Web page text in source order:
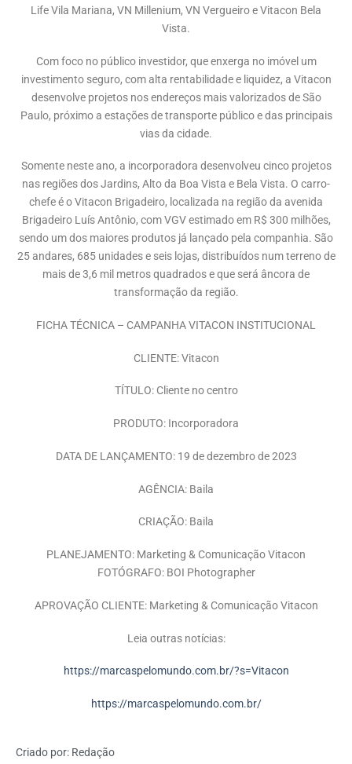
Life Vila Mariana, VN Millenium, VN Vergueiro e Vitacon Bela
Vista.
Com foco no público investidor, que enxerga no imóvel um
investimento seguro, com alta rentabilidade e liquidez, a Vitacon
desenvolve projetos nos endereços mais valorizados de São
Paulo, próximo a estações de transporte público e das principais
vias da cidade.
Somente neste ano, a incorporadora desenvolveu cinco projetos
nas regiões dos Jardins, Alto da Boa Vista e Bela Vista. O carro-
chefe é o Vitacon Brigadeiro, localizada na região da avenida
Brigadeiro Luís Antônio, com VGV estimado em R$ 300 milhões,
sendo um dos maiores produtos já lançado pela companhia. São
25 andares, 685 unidades e seis lojas, distribuídos num terreno de
mais de 3,6 mil metros quadrados e que será âncora de
transformação da região.
FICHA TÉCNICA – CAMPANHA VITACON INSTITUCIONAL
CLIENTE: Vitacon
TÍTULO: Cliente no centro
PRODUTO: Incorporadora
DATA DE LANÇAMENTO: 19 de dezembro de 2023
AGÊNCIA: Baila
CRIAÇÃO: Baila
PLANEJAMENTO: Marketing & Comunicação Vitacon
FOTÓGRAFO: BOI Photographer
APROVAÇÃO CLIENTE: Marketing & Comunicação Vitacon
Leia outras notícias:
https://marcaspelomundo.com.br/?s=Vitacon
https://marcaspelomundo.com.br/
Criado por: Redação